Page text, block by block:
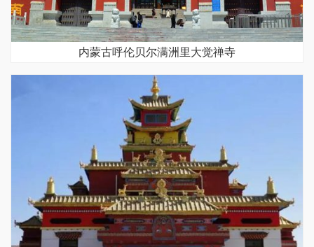
内蒙古呼伦贝尔满洲里大觉禅寺